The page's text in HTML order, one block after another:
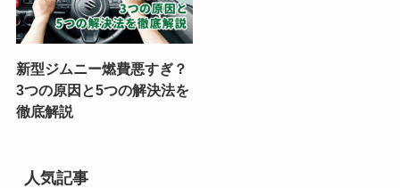
新型ジムニー燃費悪すぎ？
3つの原因と5つの解決法を
徹底解説
人気記事